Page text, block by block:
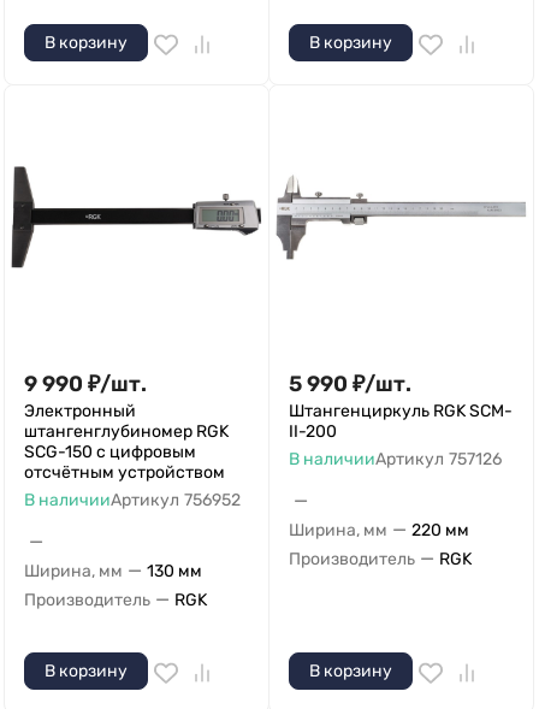
В корзину В корзину
9 990 ₽/шт.
Электронный
штангенглубиномер RGK
SCG-150 с цифровым
отсчётным устройством
В наличииАртикул 756952
—
Ширина, мм — 130 мм
Производитель — RGK
В корзину
5 990 ₽/шт.
Штангенциркуль RGK SCM-
II-200
В наличииАртикул 757126
—
Ширина, мм — 220 мм
Производитель — RGK
В корзину